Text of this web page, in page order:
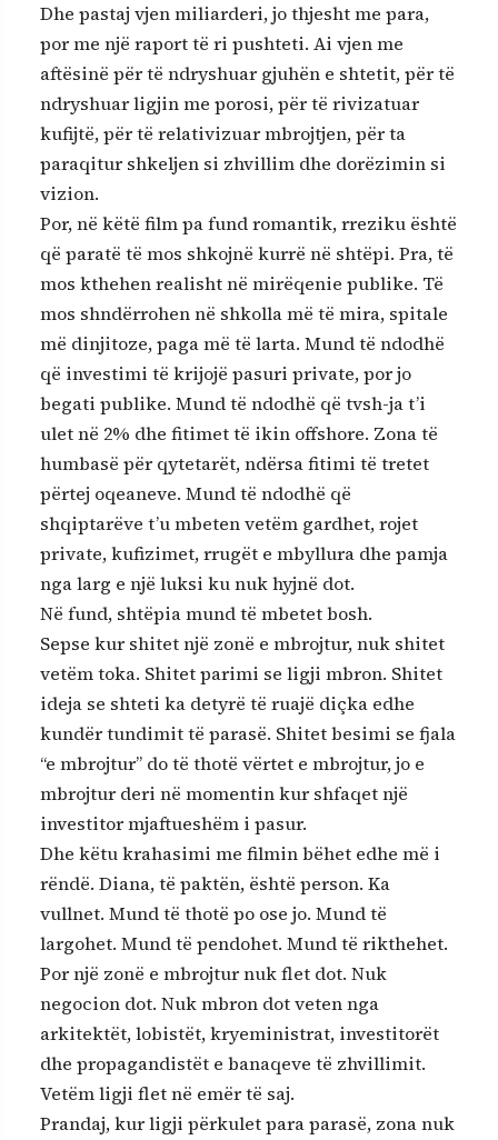
Dhe pastaj vjen miliarderi, jo thjesht me para,
por me një raport të ri pushteti. Ai vjen me
aftësinë për të ndryshuar gjuhën e shtetit, për të
ndryshuar ligjin me porosi, për të rivizatuar
kufijtë, për të relativizuar mbrojtjen, për ta
paraqitur shkeljen si zhvillim dhe dorëzimin si
vizion.
Por, në këtë film pa fund romantik, rreziku është
që paratë të mos shkojnë kurrë në shtëpi. Pra, të
mos kthehen realisht në mirëqenie publike. Të
mos shndërrohen në shkolla më të mira, spitale
më dinjitoze, paga më të larta. Mund të ndodhë
që investimi të krijojë pasuri private, por jo
begati publike. Mund të ndodhë që tvsh-ja t’i
ulet në 2% dhe fitimet të ikin offshore. Zona të
humbasë për qytetarët, ndërsa fitimi të tretet
përtej oqeaneve. Mund të ndodhë që
shqiptarëve t’u mbeten vetëm gardhet, rojet
private, kufizimet, rrugët e mbyllura dhe pamja
nga larg e një luksi ku nuk hyjnë dot.
Në fund, shtëpia mund të mbetet bosh.
Sepse kur shitet një zonë e mbrojtur, nuk shitet
vetëm toka. Shitet parimi se ligji mbron. Shitet
ideja se shteti ka detyrë të ruajë diçka edhe
kundër tundimit të parasë. Shitet besimi se fjala
“e mbrojtur” do të thotë vërtet e mbrojtur, jo e
mbrojtur deri në momentin kur shfaqet një
investitor mjaftueshëm i pasur.
Dhe këtu krahasimi me filmin bëhet edhe më i
rëndë. Diana, të paktën, është person. Ka
vullnet. Mund të thotë po ose jo. Mund të
largohet. Mund të pendohet. Mund të rikthehet.
Por një zonë e mbrojtur nuk flet dot. Nuk
negocion dot. Nuk mbron dot veten nga
arkitektët, lobistët, kryeministrat, investitorët
dhe propagandistët e banaqeve të zhvillimit.
Vetëm ligji flet në emër të saj.
Prandaj, kur ligji përkulet para parasë, zona nuk